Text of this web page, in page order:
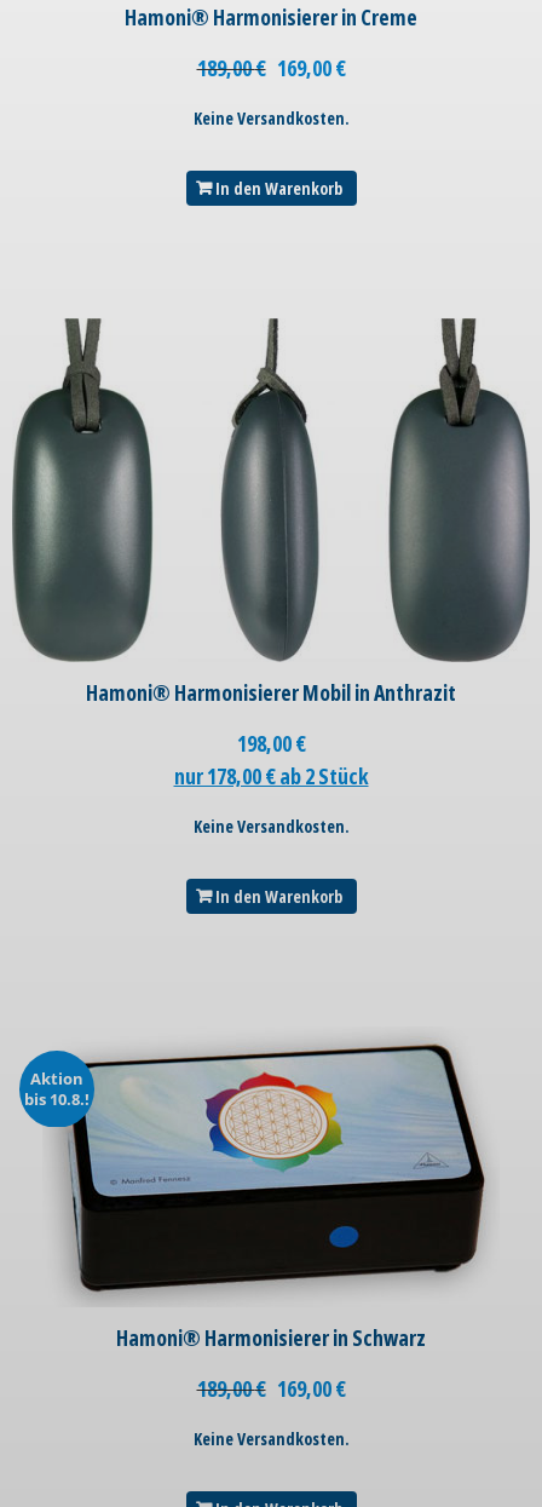
Hamoni® Harmonisierer in Creme
189,00€ 169,00€
Keine Versandkosten.
In den Warenkorb
Hamoni® Harmonisierer Mobil in Anthrazit
198,00€
nur 178,00 € ab 2 Stück
Keine Versandkosten.
In den Warenkorb
Aktion
bis 10.8.!
Hamoni® Harmonisierer in Schwarz
189,00€ 169,00€
Keine Versandkosten.